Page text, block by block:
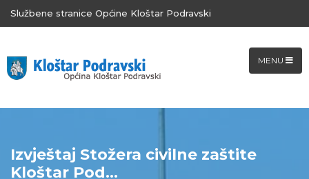
Službene stranice Općine Kloštar Podravski
MENU
Izvještaj Stožera civilne zaštite
Kloštar Pod...